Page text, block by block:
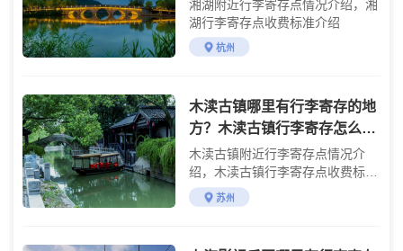
湘湖附近行李寄存点情况介绍，湘
湖行李寄存点收费标准介绍
杭州
木渎古镇哪里有行李寄存的地
方？木渎古镇行李寄存怎么收
费？
木渎古镇附近行李寄存点情况介
绍，木渎古镇行李寄存点收费标准
介绍
苏州